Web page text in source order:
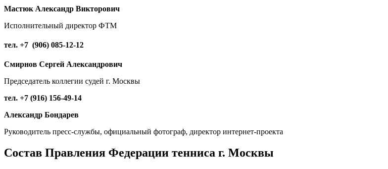
Мастюк Александр Викторович
Исполнительный директор ФТМ
тел. +7 (906) 085-12-12
Смирнов Сергей Александрович
Председатель коллегии судей г. Москвы
тел. +7 (916) 156-49-14
Александр Бондарев
Руководитель пресс-службы, официальный фотограф, директор интернет-проекта
Состав Правления Федерации тенниса г. Москвы